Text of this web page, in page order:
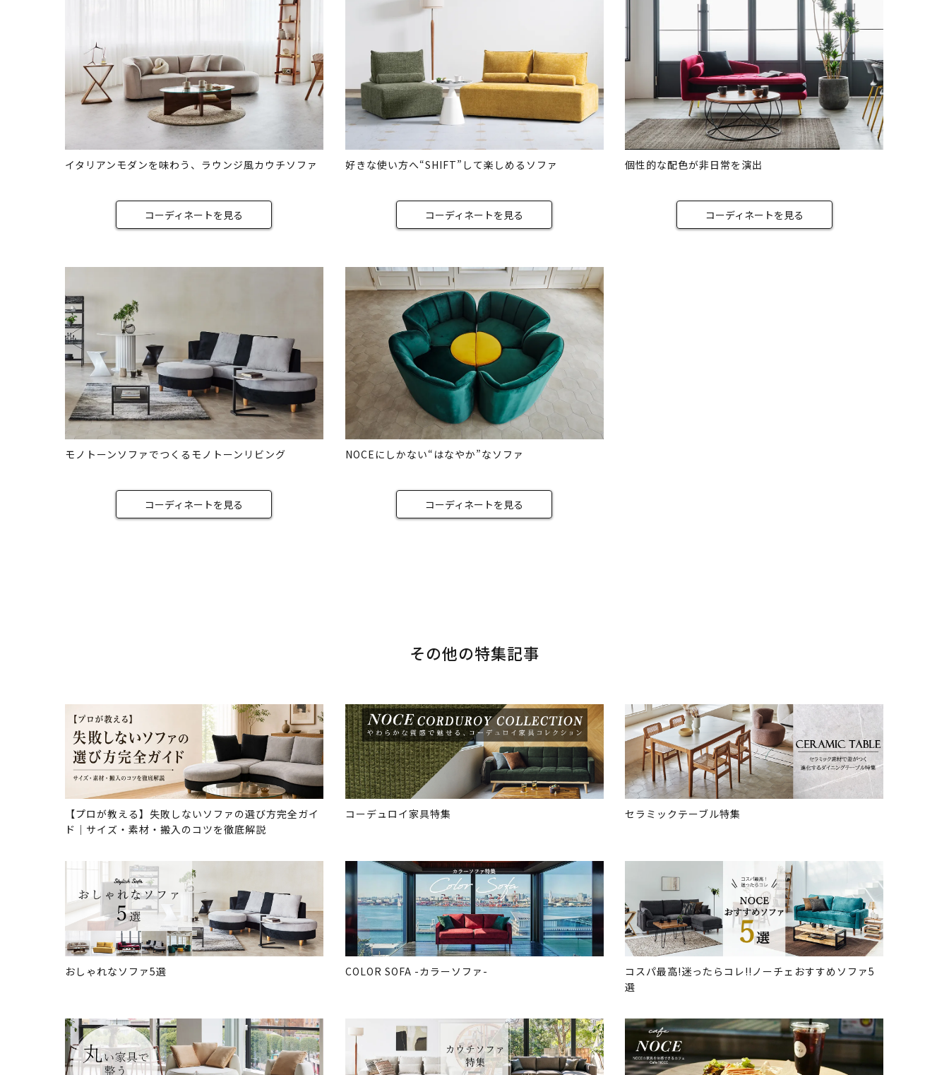
イタリアンモダンを味わう、ラウンジ風カウチソファ
コーディネートを見る
好きな使い方へ“SHIFT”して楽しめるソファ
コーディネートを見る
個性的な配色が非日常を演出
コーディネートを見る
モノトーンソファでつくるモノトーンリビング
コーディネートを見る
NOCEにしかない“はなやか”なソファ
コーディネートを見る
その他の特集記事
【プロが教える】失敗しないソファの選び方完全ガイ
ド｜サイズ・素材・搬入のコツを徹底解説
コーデュロイ家具特集 セラミックテーブル特集
おしゃれなソファ5選 COLOR SOFA -カラーソファ-
コスパ最高!迷ったらコレ!!ノーチェおすすめソファ5
選